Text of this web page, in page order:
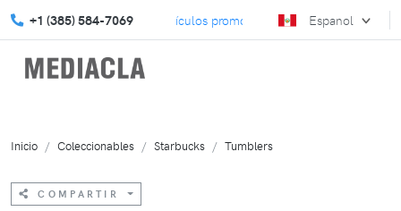
+1 (385) 584-7069
regreso a clases con artículos promocionales! Eleva tu
Espanol
Inicio Coleccionables Starbucks Tumblers
COMPARTIR